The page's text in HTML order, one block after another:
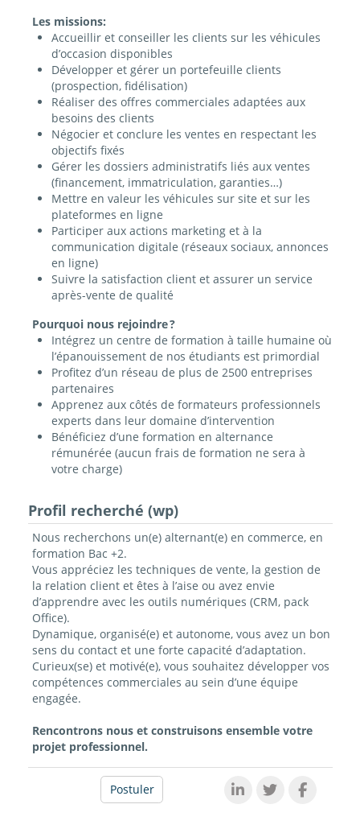
Les missions:
Accueillir et conseiller les clients sur les véhicules
d’occasion disponibles
Développer et gérer un portefeuille clients
(prospection, fidélisation)
Réaliser des offres commerciales adaptées aux
besoins des clients
Négocier et conclure les ventes en respectant les
objectifs fixés
Gérer les dossiers administratifs liés aux ventes
(financement, immatriculation, garanties…)
Mettre en valeur les véhicules sur site et sur les
plateformes en ligne
Participer aux actions marketing et à la
communication digitale (réseaux sociaux, annonces
en ligne)
Suivre la satisfaction client et assurer un service
après-vente de qualité
Pourquoi nous rejoindre ?
Intégrez un centre de formation à taille humaine où
l’épanouissement de nos étudiants est primordial
Profitez d’un réseau de plus de 2500 entreprises
partenaires
Apprenez aux côtés de formateurs professionnels
experts dans leur domaine d’intervention
Bénéficiez d’une formation en alternance
rémunérée (aucun frais de formation ne sera à
votre charge)
Profil recherché (wp)
Nous recherchons un(e) alternant(e) en commerce, en
formation Bac +2.
Vous appréciez les techniques de vente, la gestion de
la relation client et êtes à l’aise ou avez envie
d’apprendre avec les outils numériques (CRM, pack
Office).
Dynamique, organisé(e) et autonome, vous avez un bon
sens du contact et une forte capacité d’adaptation.
Curieux(se) et motivé(e), vous souhaitez développer vos
compétences commerciales au sein d’une équipe
engagée.
Rencontrons nous et construisons ensemble votre
projet professionnel.
Postuler